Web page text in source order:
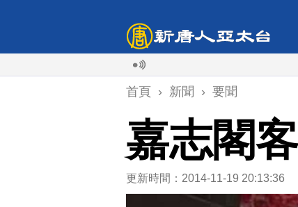
首頁 › 新聞 › 要聞
嘉志閣
更新時間：2014-11-19 20:13:36